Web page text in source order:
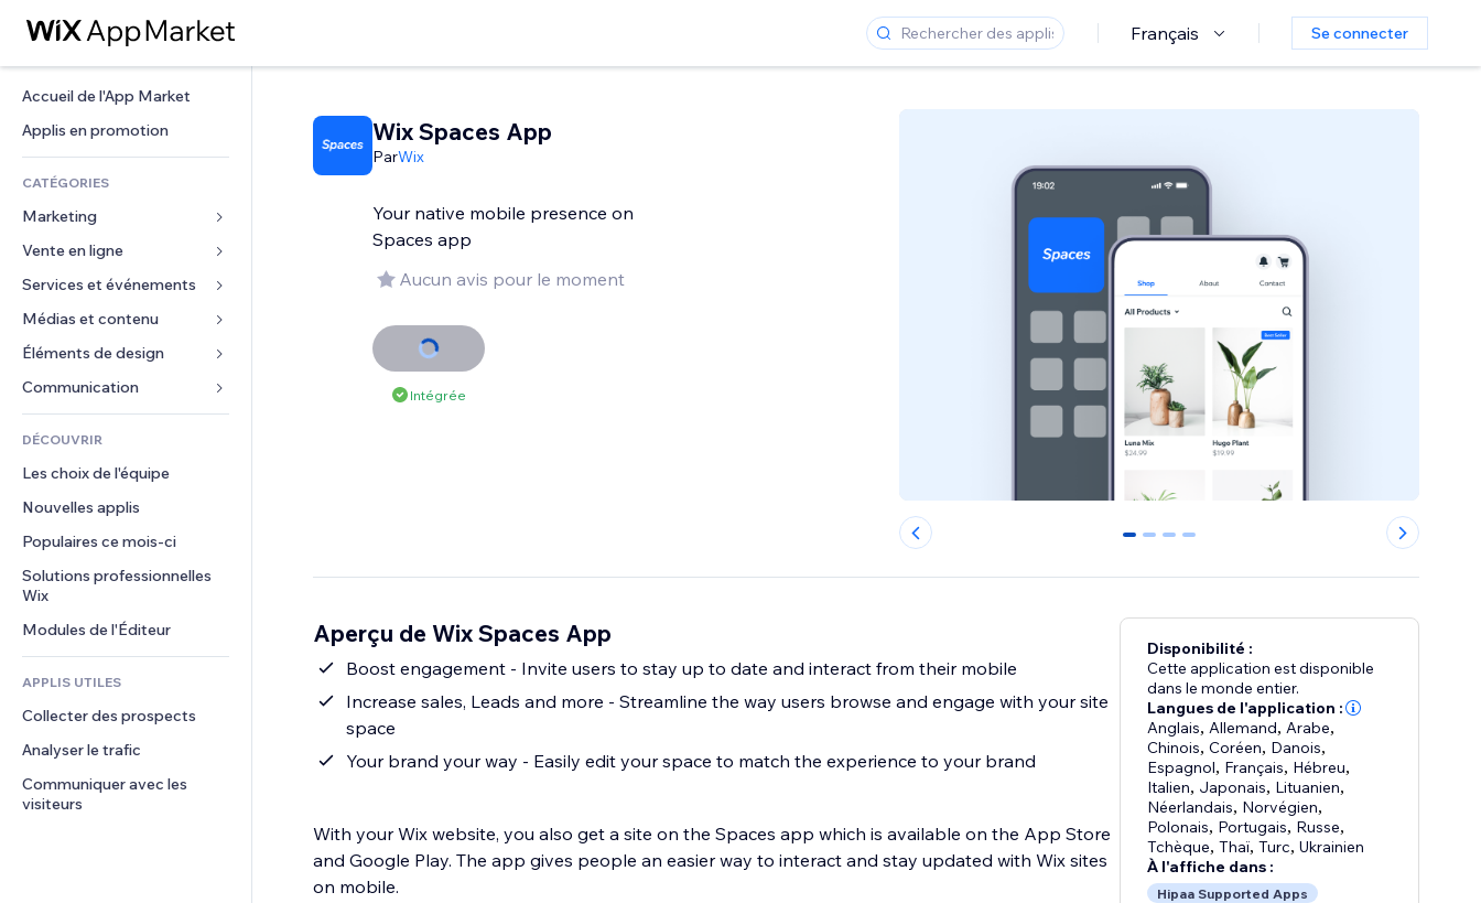
Français Se connecter
Accueil de l'App Market
Applis en promotion
CATÉGORIES
Marketing
Publicités
Mobile
Données analytiques
Réseaux sociaux
Classement de sites
E-mail
Vente en ligne
Applis pour les boutiques
Expédition et livraison
Boutons Vente
Comptabilité
Coupons et fidélisation
Solutions d'entreposage
Financement participatif
Alimentation et boissons
Services et événements
Hôtels
Événements
Restaurants
Immobilier
Réservations
Médias et contenu
Galerie
Musique
Podcasts
Photographie
Vidéo
PDF
Partage de fichiers
Actualités
Services de contenu
Effets de texte
Éléments de design
Cartes et navigation
Confidentialité
Horloge
Modèles de pages
Effets sur images
Boutons et menus
Bannières et badges
Calculateurs
Rechercher
Formulaires
Sondages
Chat
Commentaires
Téléphone
Communauté
Avis et commentaires
DÉCOUVRIR
Les choix de l'équipe
Nouvelles applis
Populaires ce mois‑ci
Solutions professionnelles
Wix
Modules de l'Éditeur
APPLIS UTILES
Collecter des prospects
Analyser le trafic
Communiquer avec les
visiteurs
Wix Spaces App
ParWix
Your native mobile presence on
Spaces app
Aucun avis pour le moment
Intégrée
0 1 2 3
Aperçu de Wix Spaces App
Boost engagement - Invite users to stay up to date and interact from their mobile
Increase sales, Leads and more - Streamline the way users browse and engage with your site
space
Your brand your way - Easily edit your space to match the experience to your brand
With your Wix website, you also get a site on the Spaces app which is available on the App Store
and Google Play. The app gives people an easier way to interact and stay updated with Wix sites
on mobile.
Disponibilité :
Cette application est disponible
dans le monde entier.
Langues de l'application :
Anglais, Allemand, Arabe,
Chinois,Coréen, Danois,
Espagnol, Français, Hébreu,
Italien, Japonais, Lituanien,
Néerlandais, Norvégien,
Polonais, Portugais, Russe,
Tchèque,Thaï,Turc,Ukrainien
À l'affiche dans :
Hipaa Supported Apps